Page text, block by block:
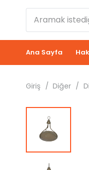
Ana Sayfa
Giriş / Diğer /